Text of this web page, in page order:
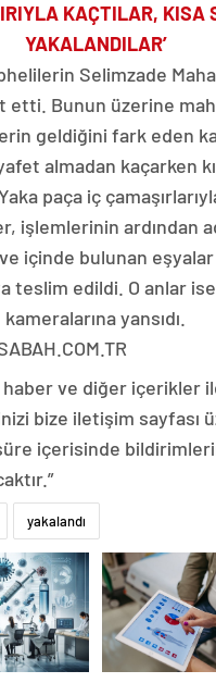
KAÇTILAR, KISA
YAKALANDILAR’
Selimzade
etti. Bunun üzerine
geldiğini fark eden
almadan kaçarken
paça iç
işlemlerinin ardından
içinde bulunan
teslim edildi. O anlar
kameralarına yansıdı.
haber ve diğer içerikler
bize iletişim sayfası
içerisinde
yakalandı